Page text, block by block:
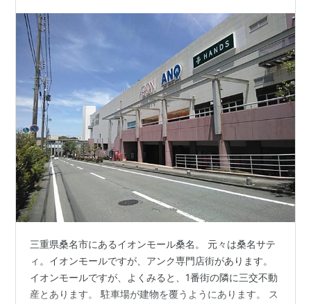
三重県桑名市にあるイオンモール桑名。 元々は桑名サテ
ィ。イオンモールですが、アンク専門店街があります。
イオンモールですが、よくみると、1番街の隣に三交不動
産とあります。 駐車場が建物を覆うようにあります。 ス